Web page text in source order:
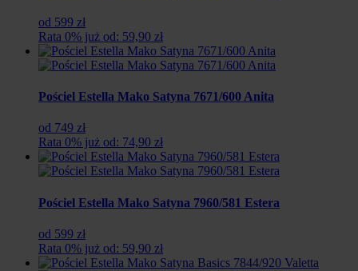
od 599 zł
Rata 0% już od: 59,90 zł
Pościel Estella Mako Satyna 7671/600 Anita
od 749 zł
Rata 0% już od: 74,90 zł
Pościel Estella Mako Satyna 7960/581 Estera
od 599 zł
Rata 0% już od: 59,90 zł